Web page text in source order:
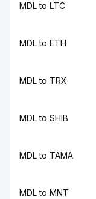
MDL to LTC
MDL to ETH
MDL to TRX
MDL to SHIB
MDL to TAMA
MDL to MNT